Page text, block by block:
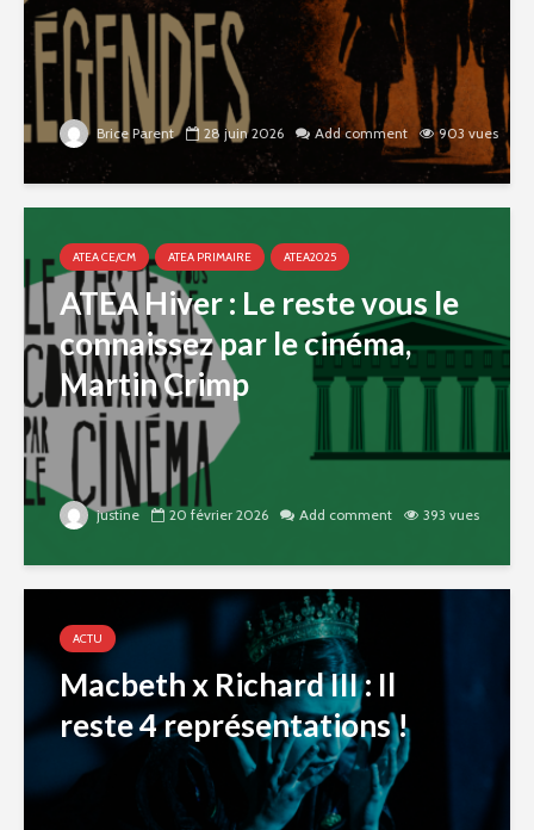
Brice Parent 28 juin 2026 Add comment 903 vues
ATEA CE/CM ATEA PRIMAIRE ATEA2025
ATEA Hiver : Le reste vous le
connaissez par le cinéma,
Martin Crimp
justine 20 février 2026 Add comment 393 vues
ACTU
Macbeth x Richard III : Il
reste 4 représentations !